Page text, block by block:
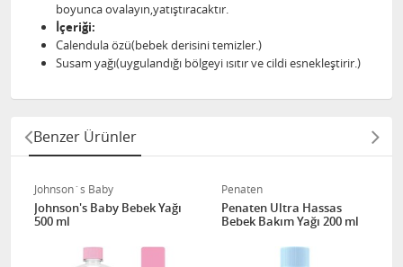
boyunca ovalayın,yatıştıracaktır.
İçeriği:
Calendula özü(bebek derisini temizler.)
Susam yağı(uygulandığı bölgeyi ısıtır ve cildi esnekleştirir.)
Benzer Ürünler
Johnson´s Baby
Johnson's Baby Bebek Yağı
500 ml
Penaten
Penaten Ultra Hassas
Bebek Bakım Yağı 200 ml